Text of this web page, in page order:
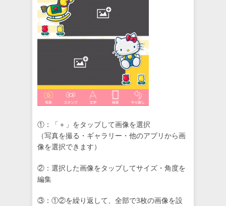
①：「＋」をタップして画像を選択
（写真を撮る・ギャラリー・他のアプリから画
像を選択できます）
②：選択した画像をタップしてサイズ・角度を
編集
③：①②を繰り返して、全部で3枚の画像を設